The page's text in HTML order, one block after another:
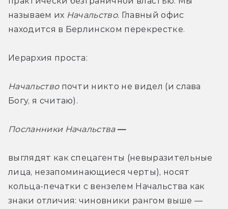
называем их Начальство. Главный офис
находится в Берлинском перекрестке.
Иерархия проста:
Начальство почти никто не видел (и слава
Богу, я считаю).
Посланники Начальства —
выглядят как спецагенты (невыразительные
лица, незапоминающиеся черты), носят
кольца-печатки с вензелем Начальства как
знаки отличия: чиновники рангом выше —